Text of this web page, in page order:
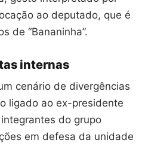
ao deputado, que é
de “Bananinha”.
internas
cenário de divergências
ligado ao ex-presidente
do grupo
em defesa da unidade